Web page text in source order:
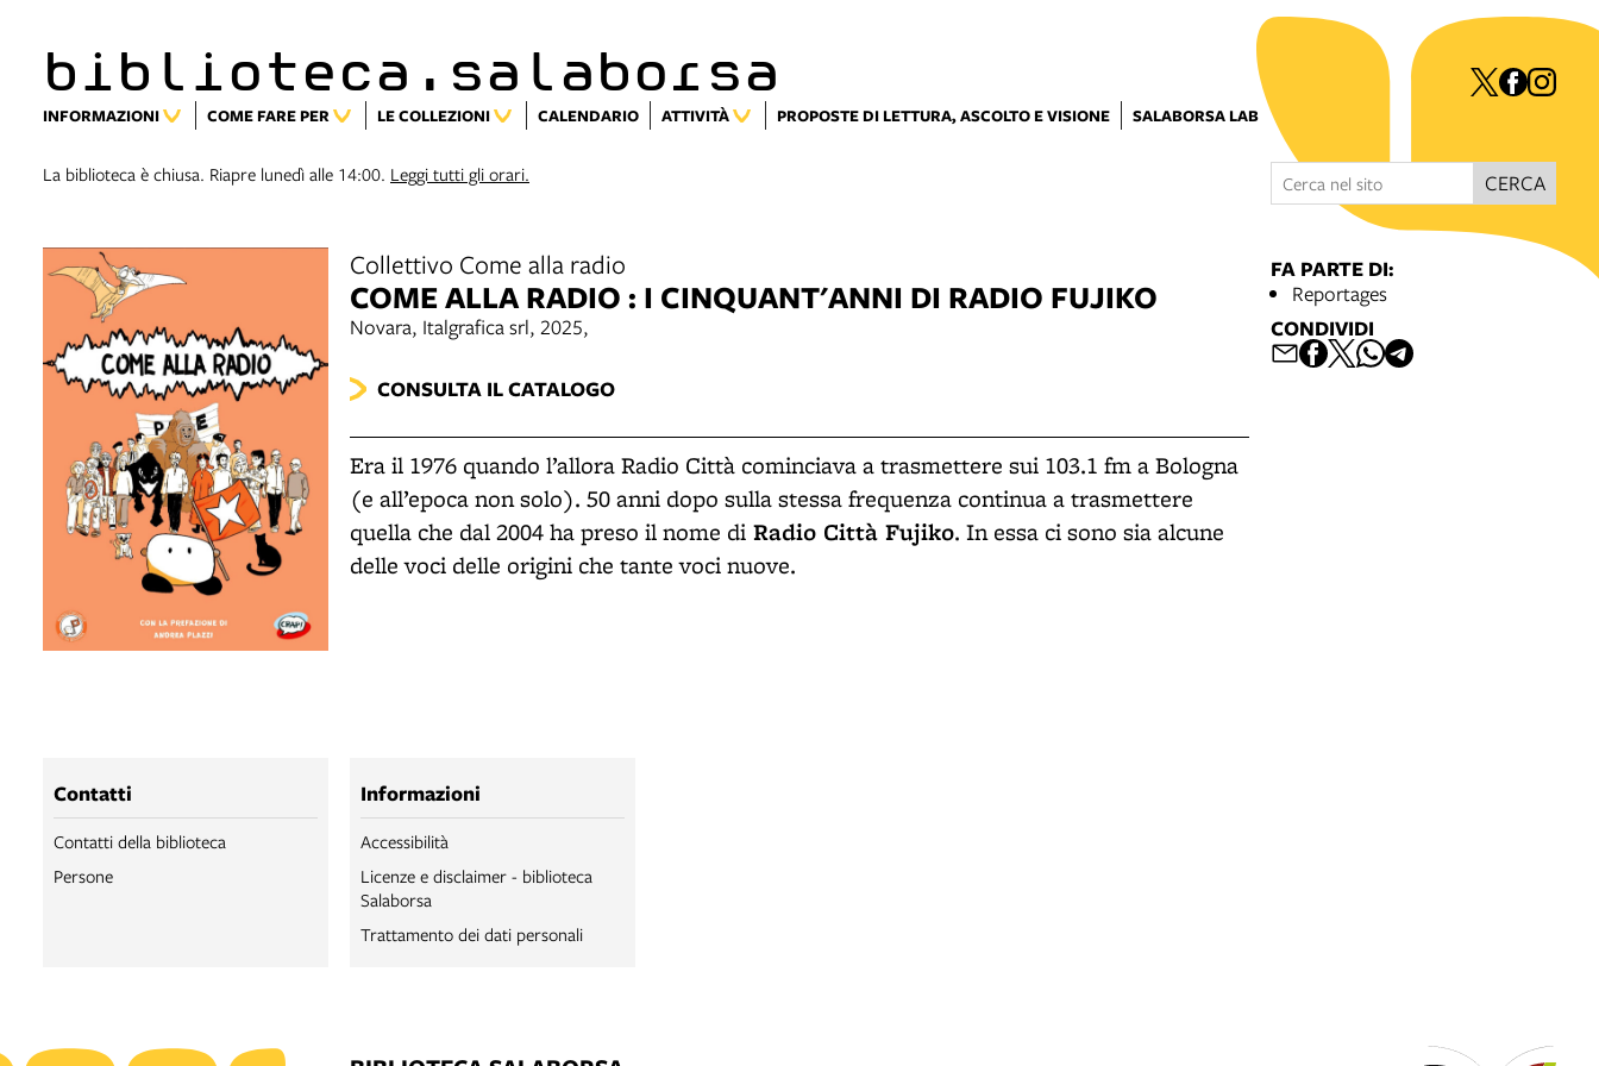
biblioteca.salaborsa
INFORMAZIONI COME FARE PER LE COLLEZIONI CALENDARIO ATTIVITÀ PROPOSTE DI LETTURA, ASCOLTO E VISIONE SALABORSA LAB
La biblioteca è chiusa. Riapre lunedì alle 14:00. Leggi tutti gli orari. CERCA
Collettivo Come alla radio
COME ALLA RADIO : I CINQUANT'ANNI DI RADIO FUJIKO
Novara, Italgrafica srl, 2025,
CONSULTA IL CATALOGO
Era il 1976 quando l’allora Radio Città cominciava a trasmettere sui 103.1 fm a Bologna
(e all’epoca non solo). 50 anni dopo sulla stessa frequenza continua a trasmettere
quella che dal 2004 ha preso il nome di Radio Città Fujiko. In essa ci sono sia alcune
delle voci delle origini che tante voci nuove.
FA PARTE DI:
Reportages
CONDIVIDI
Contatti
Contatti della biblioteca
Persone
Informazioni
Accessibilità
Licenze e disclaimer - biblioteca
Salaborsa
Trattamento dei dati personali